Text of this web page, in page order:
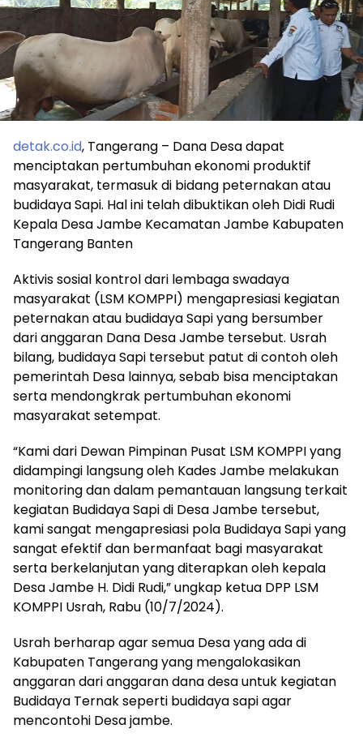
detak.co.id, Tangerang – Dana Desa dapat
menciptakan pertumbuhan ekonomi produktif
masyarakat, termasuk di bidang peternakan atau
budidaya Sapi. Hal ini telah dibuktikan oleh Didi Rudi
Kepala Desa Jambe Kecamatan Jambe Kabupaten
Tangerang Banten
Aktivis sosial kontrol dari lembaga swadaya
masyarakat (LSM KOMPPI) mengapresiasi kegiatan
peternakan atau budidaya Sapi yang bersumber
dari anggaran Dana Desa Jambe tersebut. Usrah
bilang, budidaya Sapi tersebut patut di contoh oleh
pemerintah Desa lainnya, sebab bisa menciptakan
serta mendongkrak pertumbuhan ekonomi
masyarakat setempat.
“Kami dari Dewan Pimpinan Pusat LSM KOMPPI yang
didampingi langsung oleh Kades Jambe melakukan
monitoring dan dalam pemantauan langsung terkait
kegiatan Budidaya Sapi di Desa Jambe tersebut,
kami sangat mengapresiasi pola Budidaya Sapi yang
sangat efektif dan bermanfaat bagi masyarakat
serta berkelanjutan yang diterapkan oleh kepala
Desa Jambe H. Didi Rudi,” ungkap ketua DPP LSM
KOMPPI Usrah, Rabu (10/7/2024).
Usrah berharap agar semua Desa yang ada di
Kabupaten Tangerang yang mengalokasikan
anggaran dari anggaran dana desa untuk kegiatan
Budidaya Ternak seperti budidaya sapi agar
mencontohi Desa jambe.